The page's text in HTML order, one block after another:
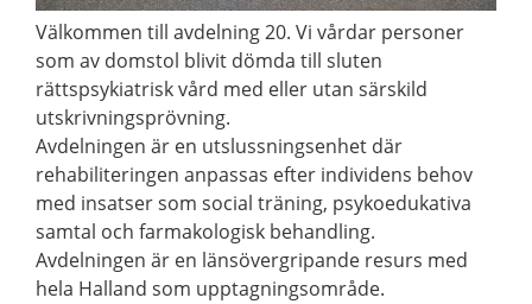
Välkommen till avdelning 20. Vi vårdar personer
som av domstol blivit dömda till sluten
rättspsykiatrisk vård med eller utan särskild
utskrivningsprövning.
Avdelningen är en utslussningsenhet där
rehabiliteringen anpassas efter individens behov
med insatser som social träning, psykoedukativa
samtal och farmakologisk behandling.
Avdelningen är en länsövergripande resurs med
hela Halland som upptagningsområde.